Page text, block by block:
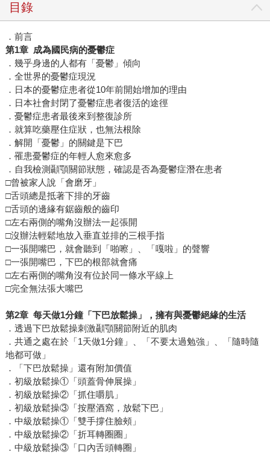
目錄
．前言
第1章 成為國民病的憂鬱症
．幾乎身邊的人都有「憂鬱」傾向
．全世界的憂鬱症現況
．日本的憂鬱症患者從10年前開始增加的理由
．日本社會封閉了憂鬱症患者復活的途徑
．憂鬱症患者最後來到整復診所
．就算吃藥壓住症狀，也無法根除
．解開「憂鬱」的關鍵是下巴
．罹患憂鬱症的年輕人愈來愈多
．自我檢測顳顎關節狀態，確認是否為憂鬱症潛在患者
□曾被家人說「會磨牙」
□舌頭總是抵著下排的牙齒
□舌頭的邊緣有鋸齒般的齒印
□左右兩側的嘴角沒辦法一起張開
□沒辦法輕鬆地放入垂直並排的三根手指
□一張開嘴巴，就會聽到「啪嚓」、「嘎啦」的聲響
□一張開嘴巴，下巴的根部就會痛
□左右兩側的嘴角沒有位於同一條水平線上
□完全無法張大嘴巴
第2章 每天做1分鐘「下巴放鬆操」，擁有與憂鬱絕緣的生活
．透過下巴放鬆操刺激顳顎關節附近的肌肉
．共通之處在於「1天做1分鐘」、「不要太過勉強」、「隨時隨
地都可做」
．「下巴放鬆操」還有附加價值
．初級放鬆操①「頭蓋骨伸展操」
．初級放鬆操②「抓住嚼肌」
．初級放鬆操③「按壓酒窩，放鬆下巴」
．中級放鬆操①「雙手撐住臉頰」
．中級放鬆操②「折耳轉圈圈」
．中級放鬆操③「口內舌頭轉圈」